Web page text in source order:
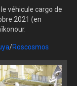
véhicule cargo de
2021 (en
/Roscosmos